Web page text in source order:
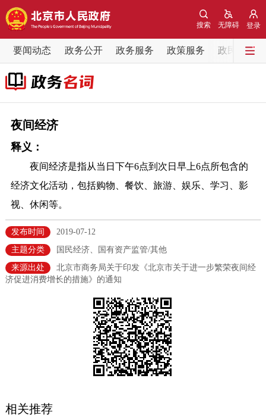
登录
无障碍
搜索
要闻动态 政务公开 政务服务 政策服务 政民互动
要闻动态
党中央精神
各区热点
政务公开
市领导
政策兑现 政策解读
决策公开 专题公开
法人服务
利企服务
中介服务
夜间经济
释义：
夜间经济是指从当日下午6点到次日早上6点所包含的
经济文化活动，包括购物、餐饮、旅游、娱乐、学习、影
视、休闲等。
发布时间
2019-07-12
主题分类
国民经济、国有资产监管/其他
来源出处
北京市商务局关于印发《北京市关于进一步繁荣夜间经
济促进消费增长的措施》的通知
相关推荐